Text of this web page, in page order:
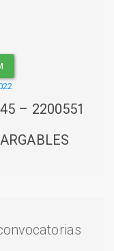
– 2200551